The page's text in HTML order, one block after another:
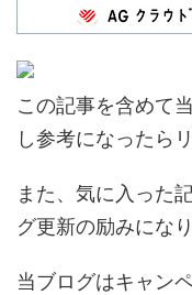
この記事を含めて
し参考になったら
また、気に入った
グ更新の励みになり
当ブログはキャン